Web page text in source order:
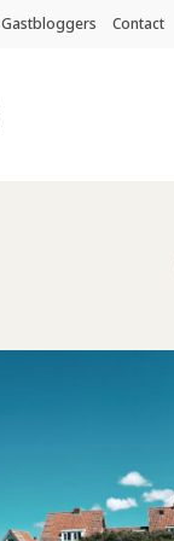
Gastbloggers Contact